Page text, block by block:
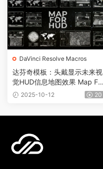
DaVinci Resolve Macros
达芬奇模板：头戴显示未来视
觉HUD信息地图效果 Map Fo
r HUD 0747
2025-10-12 20